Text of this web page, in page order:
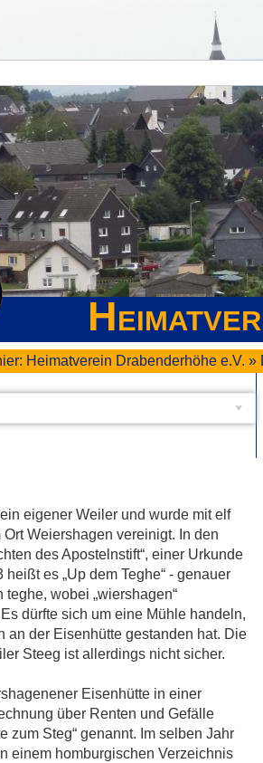
Heimatverein Drabenderhöhe e.V. »
eigener Weiler und wurde mit elf
Weiershagen vereinigt. In den
des Apostelnstift“, einer Urkunde
es „Up dem Teghe“ - genauer
teghe, wobei „wiershagen“
dürfte sich um eine Mühle handeln,
an der Eisenhütte gestanden hat. Die
Steeg ist allerdings nicht sicher.
Eisenhütte in einer
über Renten und Gefälle
zum Steg“ genannt. Im selben Jahr
einem homburgischen Verzeichnis